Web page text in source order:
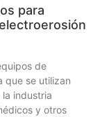
para
de
que se utilizan
industria
y otros